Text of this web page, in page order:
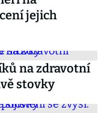
jejich
na zdravotní
stovky